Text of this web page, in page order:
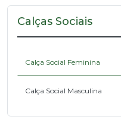
Calças Sociais
Calça Social Feminina
Calça Social Masculina